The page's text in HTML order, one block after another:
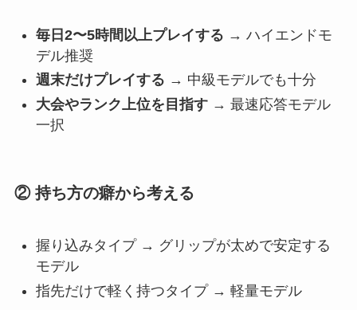
毎日2〜5時間以上プレイする → ハイエンドモ
デル推奨
週末だけプレイする → 中級モデルでも十分
大会やランク上位を目指す→ 最速応答モデル
一択
② 持ち方の癖から考える
握り込みタイプ → グリップが太めで安定する
モデル
指先だけで軽く持つタイプ → 軽量モデル